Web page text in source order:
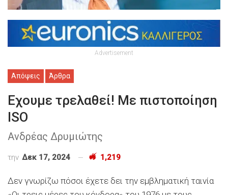
Advertisement
Απόψεις Άρθρα
Εχουμε τρελαθεί! Με πιστοποίηση
ISO
Ανδρέας Δρυμιώτης
την Δεκ 17, 2024 1,219
Δεν γνωρίζω πόσοι έχετε δει την εμβληματική ταινία